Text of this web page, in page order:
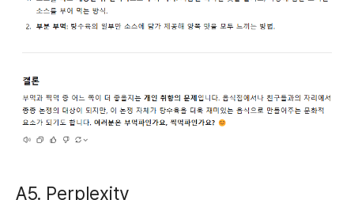
A5. Perplexity